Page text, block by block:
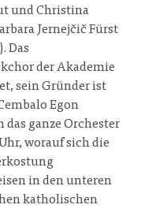
und Christina
Jernejčič Fürst
Das
der Akademie
sein Gründer ist
Egon
ganze Orchester
worauf sich die
in den unteren
katholischen